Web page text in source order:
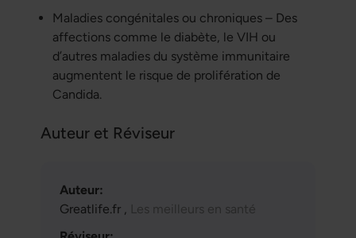
Maladies congénitales ou chroniques – Des
affections comme le diabète, le VIH ou
d’autres maladies du système immunitaire
augmentent le risque de prolifération de
Candida.
Auteur et Réviseur
Auteur:
Greatlife.fr , Les meilleurs en santé